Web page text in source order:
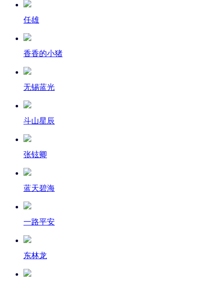
任雄
香香的小猪
无锡蓝光
斗山星辰
张铉卿
蓝天碧海
一路平安
东林龙